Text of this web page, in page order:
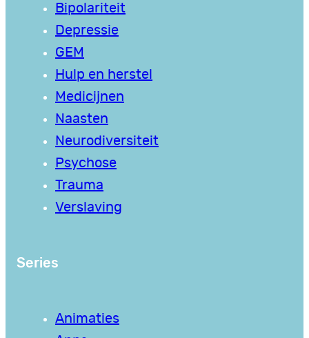
Bipolariteit
Depressie
GEM
Hulp en herstel
Medicijnen
Naasten
Neurodiversiteit
Psychose
Trauma
Verslaving
Series
Animaties